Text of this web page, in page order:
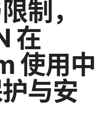
制，
在
使用中
与安